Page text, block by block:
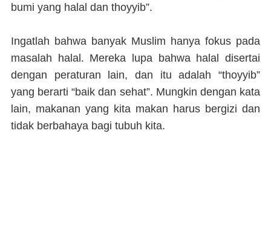
bumi yang halal dan thoyyib”.
Ingatlah bahwa banyak Muslim hanya fokus pada
masalah halal. Mereka lupa bahwa halal disertai
dengan peraturan lain, dan itu adalah “thoyyib”
yang berarti “baik dan sehat”. Mungkin dengan kata
lain, makanan yang kita makan harus bergizi dan
tidak berbahaya bagi tubuh kita.